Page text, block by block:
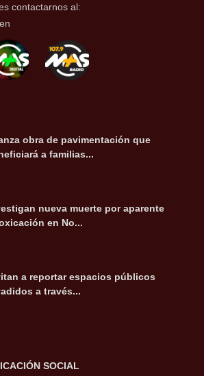
contactarnos al:
obra de pavimentación que
a familias...
nueva muerte por aparente
en No...
a reportar espacios públicos
a través...
SOCIAL